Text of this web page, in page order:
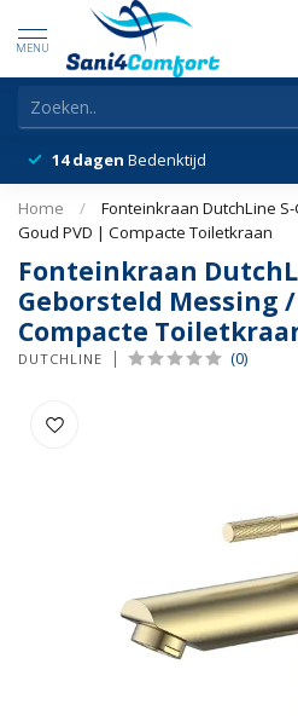
MENU
14 dagen Bedenktijd
Home /
Fonteinkraan DutchLine
Goud PVD | Compacte Toiletkraan
Fonteinkraan
Geborsteld Messing /
Compacte
DUTCHLINE (0)